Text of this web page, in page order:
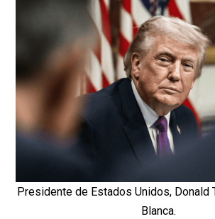
Presidente de Estados Unidos, Donald
Blanca.